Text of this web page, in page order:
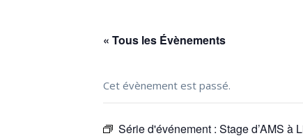
« Tous les Évènements
Cet évènement est passé.
Série d'événement : Stage d’AMS à